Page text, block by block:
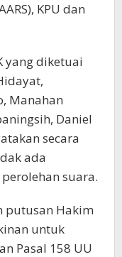
KPU dan
yang diketuai
Manahan
Daniel
secara
ada
suara.
putusan Hakim
untuk
Pasal 158 UU